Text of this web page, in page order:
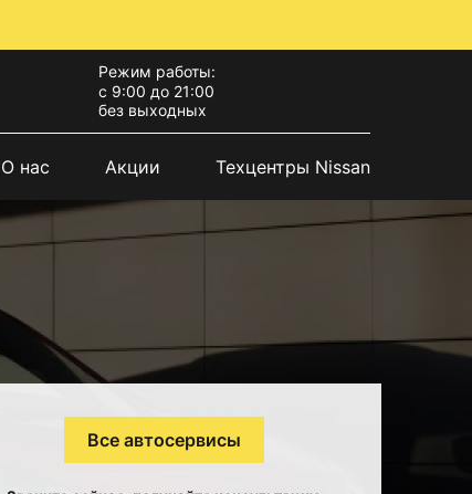
Режим работы:
с 9:00 до 21:00
без выходных
О нас Акции Техцентры Nissan
Все автосервисы